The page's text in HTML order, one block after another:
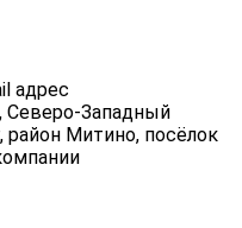
адрес
Северо-Западный
Митино, посёлок